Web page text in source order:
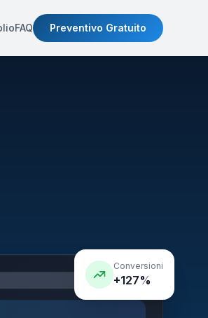
FAQ Preventivo Gratuito
Conversioni
+127%